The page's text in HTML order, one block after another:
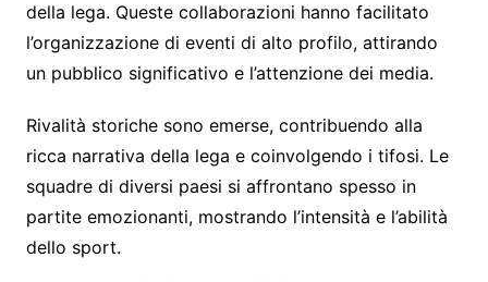
della lega. Queste collaborazioni hanno facilitato
l’organizzazione di eventi di alto profilo, attirando
un pubblico significativo e l’attenzione dei media.
Rivalità storiche sono emerse, contribuendo alla
ricca narrativa della lega e coinvolgendo i tifosi. Le
squadre di diversi paesi si affrontano spesso in
partite emozionanti, mostrando l’intensità e l’abilità
dello sport.